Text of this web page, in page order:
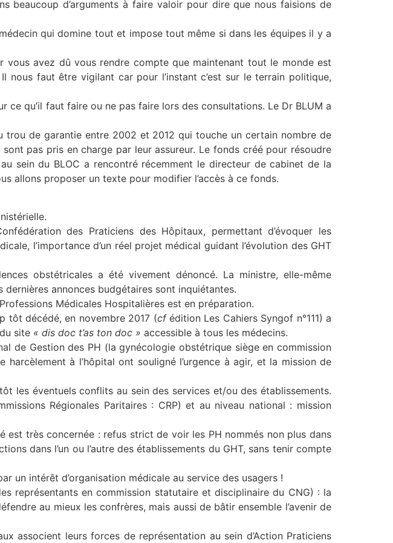
d’arguments à faire valoir pour dire que nous faisions de
qui domine tout et impose tout même si dans les équipes il y a
vous avez dû vous rendre compte que maintenant tout le monde est
nous faut être vigilant car pour l’instant c’est sur le terrain politique,
qu’il faut faire ou ne pas faire lors des consultations. Le Dr BLUM a
de garantie entre 2002 et 2012 qui touche un certain nombre de
pas pris en charge par leur assureur. Le fonds créé pour résoudre
sein du BLOC a rencontré récemment le directeur de cabinet de la
allons proposer un texte pour modifier l’accès à ce fonds.
des Praticiens des Hôpitaux, permettant d’évoquer les
l’importance d’un réel projet médical guidant l’évolution des GHT
obstétricales a été vivement dénoncé. La ministre, elle-même
annonces budgétaires sont inquiétantes.
Médicales Hospitalières est en préparation.
tôt décédé, en novembre 2017 (cfédition Les Cahiers Syngof n°111) a
site « dis doc t’as ton doc » accessible à tous les médecins.
de Gestion des PH (la gynécologie obstétrique siège en commission
à l’hôpital ont souligné l’urgence à agir, et la mission de
les éventuels conflits au sein des services et/ou des établissements.
Régionales Paritaires : CRP) et au niveau national : mission
est très concernée : refus strict de voir les PH nommés non plus dans
dans l’un ou l’autre des établissements du GHT, sans tenir compte
un intérêt d’organisation médicale au service des usagers !
représentants en commission statutaire et disciplinaire du CNG) : la
au mieux les confrères, mais aussi de bâtir ensemble l’avenir de
associent leurs forces de représentation au sein d’Action Praticiens